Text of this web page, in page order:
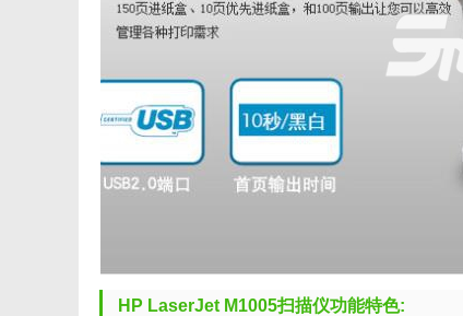
HP LaserJet M1005扫描仪功能特色: